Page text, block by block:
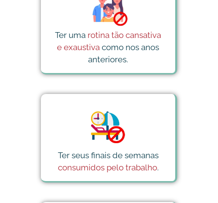
Ter uma rotina tão cansativa
e exaustiva como nos anos
anteriores.
Ter seus finais de semanas
consumidos pelo trabalho.